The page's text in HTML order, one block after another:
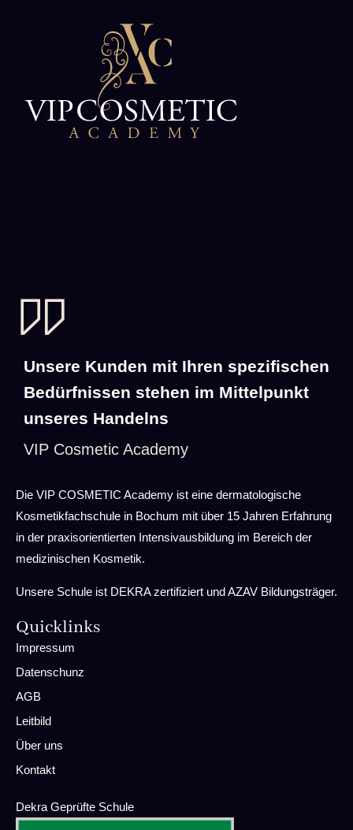
Unsere Kunden mit Ihren spezifischen
Bedürfnissen stehen im Mittelpunkt
unseres Handelns
VIP Cosmetic Academy
Die VIP COSMETIC Academy ist eine dermatologische
Kosmetikfachschule in Bochum mit über 15 Jahren Erfahrung
in der praxisorientierten Intensivausbildung im Bereich der
medizinischen Kosmetik.
Unsere Schule ist DEKRA zertifiziert und AZAV Bildungsträger.
Quicklinks
Impressum
Datenschunz
AGB
Leitbild
Über uns
Kontakt
Dekra Geprüfte Schule